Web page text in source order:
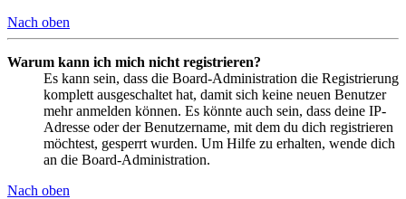
Nach oben
Warum kann ich mich nicht registrieren?
Es kann sein, dass die Board-Administration die Registrierung
komplett ausgeschaltet hat, damit sich keine neuen Benutzer
mehr anmelden können. Es könnte auch sein, dass deine IP-
Adresse oder der Benutzername, mit dem du dich registrieren
möchtest, gesperrt wurden. Um Hilfe zu erhalten, wende dich
an die Board-Administration.
Nach oben